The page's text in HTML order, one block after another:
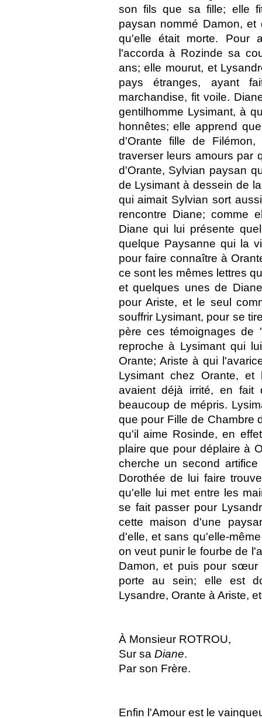
son fils que sa fille; elle
paysan nommé Damon,
qu'elle était morte. Pour
l'accorda à Rozinde sa
ans; elle mourut, et
pays étranges, ayant
marchandise, fit voile.
gentilhomme Lysimant, à
honnêtes; elle apprend
d'Orante fille de
traverser leurs amours par
d'Orante, Sylvian paysan
de Lysimant à dessein de
qui aimait Sylvian sort
rencontre Diane; comme
Diane qui lui présente
quelque Paysanne qui la
pour faire connaître à
ce sont les mêmes lettres
et quelques unes de
pour Ariste, et le seul
souffrir Lysimant, pour se
père ces témoignages de
reproche à Lysimant qui
Orante; Ariste à qui
Lysimant chez Orante,
avaient déjà irrité, en fait
beaucoup de mépris.
que pour Fille de Chambre
qu'il aime Rosinde, en
plaire que pour déplaire à
cherche un second
Dorothée de lui faire
qu'elle lui met entre les
se fait passer pour
cette maison d'une
d'elle, et sans qu'elle-
on veut punir le fourbe de
Damon, et puis pour sœur
porte au sein; elle est
Lysandre, Orante à Ariste,
À Monsieur ROTROU,
Sur sa Diane.
Par son Frère.
Enfin l'Amour est le